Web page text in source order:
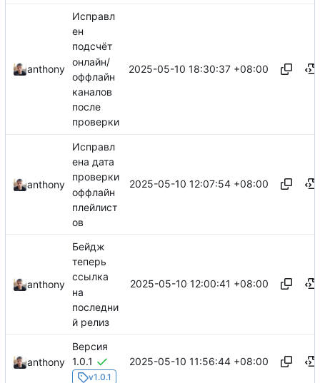
anthony
Исправл
ен
подсчёт
онлайн/
оффлайн
каналов
после
проверки
2025-05-10 18:30:37 +08:00
anthony
Исправл
ена дата
проверки
оффлайн
плейлист
ов
2025-05-10 12:07:54 +08:00
anthony
Бейдж
теперь
ссылка
на
последни
й релиз
2025-05-10 12:00:41 +08:00
anthony
Версия
1.0.1
v1.0.1
2025-05-10 11:56:44 +08:00